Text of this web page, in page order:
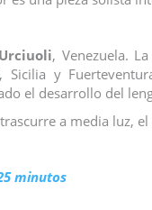
, Venezuela.
Sicilia y
el desarrollo del
trascurre a media luz,
minutos